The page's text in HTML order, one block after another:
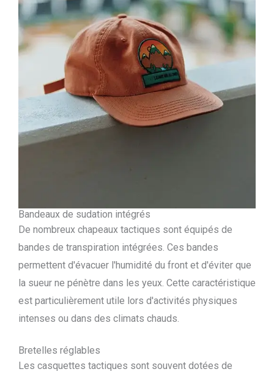
Bandeaux de sudation intégrés
De nombreux chapeaux tactiques sont équipés de
bandes de transpiration intégrées. Ces bandes
permettent d'évacuer l'humidité du front et d'éviter que
la sueur ne pénètre dans les yeux. Cette caractéristique
est particulièrement utile lors d'activités physiques
intenses ou dans des climats chauds.
Bretelles réglables
Les casquettes tactiques sont souvent dotées de